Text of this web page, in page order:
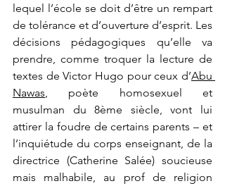
lequel l’école se doit d’être un rempart
de tolérance et d’ouverture d’esprit. Les
décisions pédagogiques qu’elle va
prendre, comme troquer la lecture de
textes de Victor Hugo pour ceux d’Abu
Nawas , poète homosexuel et
musulman du 8ème siècle, vont lui
attirer la foudre de certains parents – et
l’inquiétude du corps enseignant, de la
directrice (Catherine Salée) soucieuse
mais malhabile, au prof de religion